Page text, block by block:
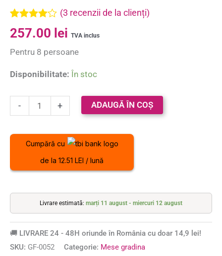
Evaluat la
4.00 din 5
3
evaluări
clienți
(3 recenzii de la clienți)
257.00 lei TVA inclus
Pentru 8 persoane
Disponibilitate: În stoc
- + ADAUGĂ ÎN COȘ
Cumpără cu
de la 12.51 LEI / lună
Livrare estimată: marți 11 august - miercuri 12 august
🚚 LIVRARE 24 - 48H oriunde în România cu doar 14,9 lei!
SKU: GF-0052 Categorie: Mese gradina